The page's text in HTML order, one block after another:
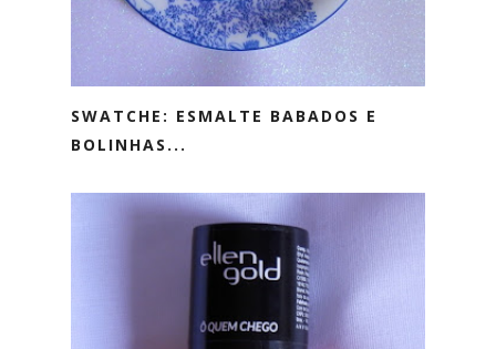
SWATCHE: ESMALTE BABADOS E
BOLINHAS...